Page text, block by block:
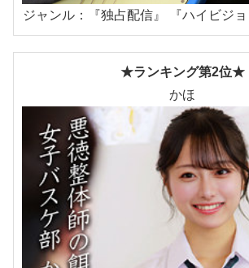
ジャンル：『独占配信』 『ハイビジョ
★ランキング第2位★
かほ